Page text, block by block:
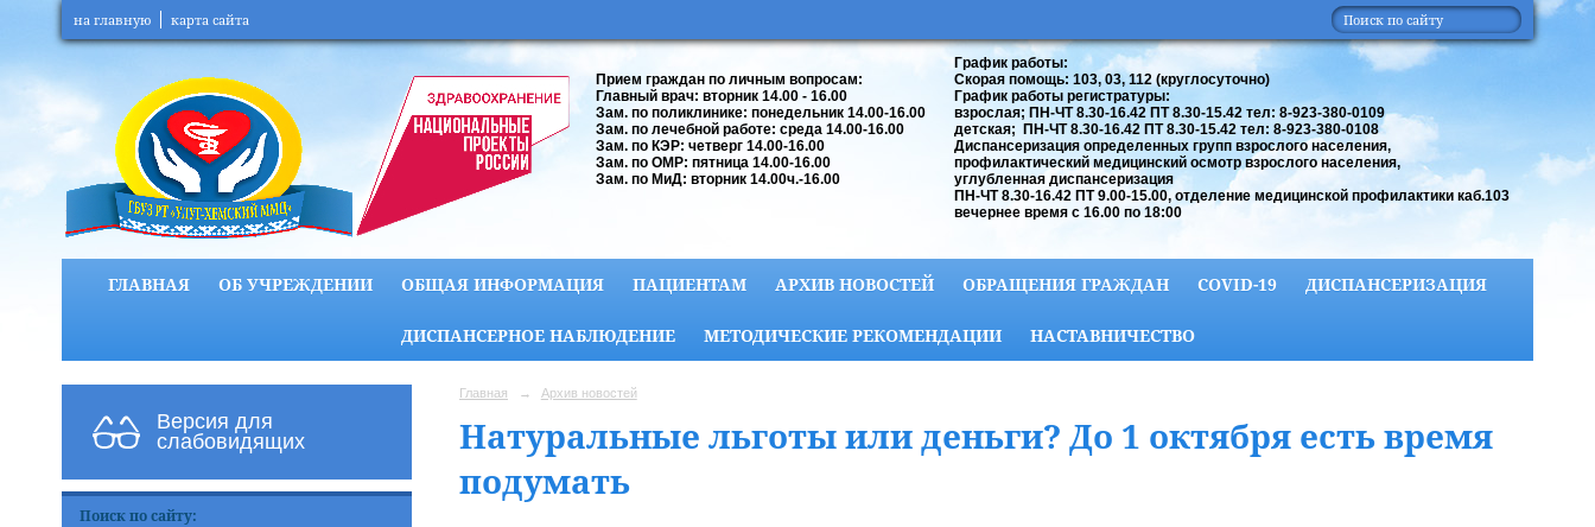
на главную карта сайта
Прием граждан по личным вопросам:
Главный врач: вторник 14.00 - 16.00
Зам. по поликлинике: понедельник 14.00-16.00
Зам. по лечебной работе: среда 14.00-16.00
Зам. по КЭР: четверг 14.00-16.00
Зам. по ОМР: пятница 14.00-16.00
Зам. по МиД: вторник 14.00ч.-16.00
График работы:
Скорая помощь: 103, 03, 112 (круглосуточно)
График работы регистратуры:
взрослая; ПН-ЧТ 8.30-16.42 ПТ 8.30-15.42 тел: 8-923-380-0109
детская; ПН-ЧТ 8.30-16.42 ПТ 8.30-15.42 тел: 8-923-380-0108
Диспансеризация определенных групп взрослого населения,
профилактический медицинский осмотр взрослого населения,
углубленная диспансеризация
ПН-ЧТ 8.30-16.42 ПТ 9.00-15.00, отделение медицинской профилактики каб.103
вечернее время с 16.00 по 18:00
ГЛАВНАЯ ОБ УЧРЕЖДЕНИИ ОБЩАЯ ИНФОРМАЦИЯ ПАЦИЕНТАМ АРХИВ НОВОСТЕЙ ОБРАЩЕНИЯ ГРАЖДАН COVID-19 ДИСПАНСЕРИЗАЦИЯ
ДИСПАНСЕРНОЕ НАБЛЮДЕНИЕ МЕТОДИЧЕСКИЕ РЕКОМЕНДАЦИИ НАСТАВНИЧЕСТВО
Версия для
слабовидящих
Поиск по сайту:
Главная → Архив новостей
Натуральные льготы или деньги? До 1 октября есть время
подумать